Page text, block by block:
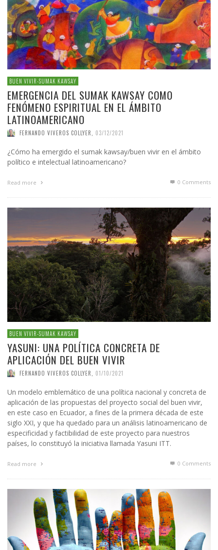
BUEN VIVIR-SUMAK KAWSAY
EMERGENCIA DEL SUMAK KAWSAY COMO
FENÓMENO ESPIRITUAL EN EL ÁMBITO
LATINOAMERICANO
FERNANDO VIVEROS COLLYER 03/12/2021
¿Cómo ha emergido el sumak kawsay/buen vivir en el ámbito
político e intelectual latinoamericano?
Read more 0 Comments
BUEN VIVIR-SUMAK KAWSAY
YASUNI: UNA POLÍTICA CONCRETA DE
APLICACIÓN DEL BUEN VIVIR
FERNANDO VIVEROS COLLYER 01/10/2021
Un modelo emblemático de una política nacional y concreta de
aplicación de las propuestas del proyecto social del buen vivir,
en este caso en Ecuador, a fines de la primera década de este
siglo XXI, y que ha quedado para un análisis latinoamericano de
especificidad y factibilidad de este proyecto para nuestros
países, lo constituyó la iniciativa llamada Yasuni ITT.
Read more 0 Comments